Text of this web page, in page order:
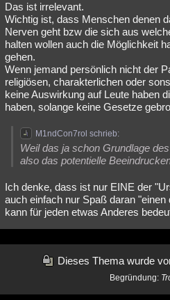
Das ist irrelevant.
Wichtig ist, dass Menschen denen
Nerven geht bzw die sich aus
halten wollen auch die Möglichkeit
gehen.
Wenn jemand persönlich nicht der
religiösen, charakterlichen oder
keine Auswirkung auf Leute haben
haben, solange keine Gesetze
M1ndCon7rol schrieb:
Weil das ja schon Grundlage
also das potentielle
Ich denke, dass ist nur EINE der
auch einfach nur Spaß daran
kann für jeden etwas Anderes
Dieses Thema wurde
Begründung: